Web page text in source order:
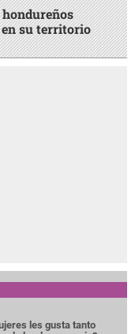
su territorio
les gusta tanto